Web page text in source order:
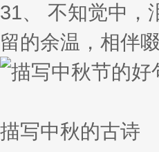
31、 不知觉中，
留的余温，相伴
描写中秋的古诗